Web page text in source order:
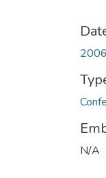
2006
N/A